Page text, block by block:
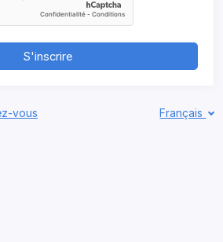
S'inscrire
vous Français